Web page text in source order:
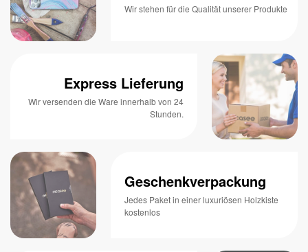
Wir stehen für die Qualität unserer Produkte
Express Lieferung
Wir versenden die Ware innerhalb von 24
Stunden.
Geschenkverpackung
Jedes Paket in einer luxuriösen Holzkiste
kostenlos